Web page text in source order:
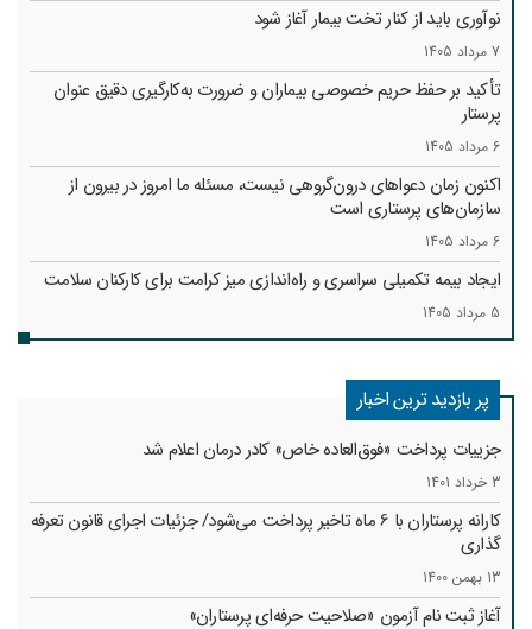
نوآوری باید از کنار تخت بیمار آغاز شود
7 مرداد 1405
تأکید بر حفظ حریم خصوصی بیماران و ضرورت به‌کارگیری دقیق عنوان
پرستار
6 مرداد 1405
اکنون زمان دعواهای درون‌گروهی نیست، مسئله ما امروز در بیرون از
سازمان‌های پرستاری است
6 مرداد 1405
ایجاد بیمه تکمیلی سراسری و راه‌اندازی میز کرامت برای کارکنان سلامت
5 مرداد 1405
پر بازدید ترین اخبار
جزییات پرداخت «فوق‌العاده خاص» کادر درمان اعلام شد
3 خرداد 1401
کارانه‌ پرستاران با 6 ماه تاخیر پرداخت می‌شود/ جزئیات اجرای قانون تعرفه
گذاری
13 بهمن 1400
آغاز ثبت نام آزمون «صلاحیت حرفه‌ای پرستاران»